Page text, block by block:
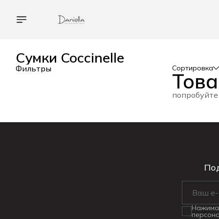
Сумки Coccinelle
Фильтры Сортировка